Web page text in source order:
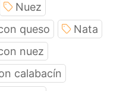
Nuez
queso
Nata
nuez
calabacín